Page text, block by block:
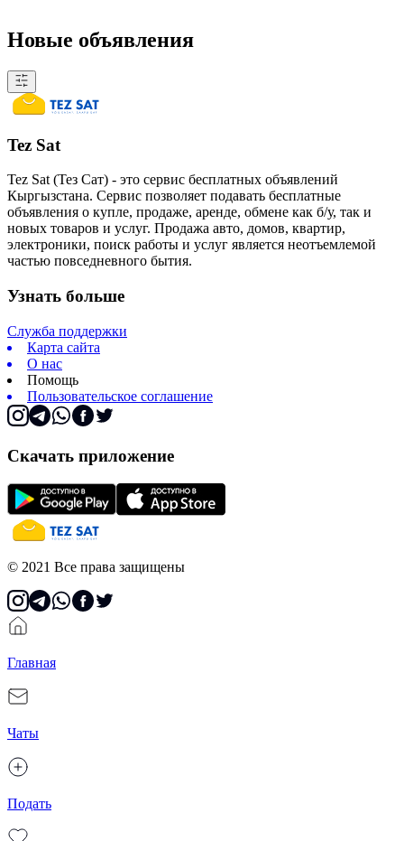
Новые объявления
Tez Sat
Tez Sat (Тез Сат) - это сервис бесплатных объявлений
Кыргызстана. Сервис позволяет подавать бесплатные
объявления о купле, продаже, аренде, обмене как б/у, так и
новых товаров и услуг. Продажа авто, домов, квартир,
электроники, поиск работы и услуг является неотъемлемой
частью повседневного бытия.
Узнать больше
Служба поддержки
Карта сайта
О нас
Помощь
Пользовательское соглашение
Скачать приложение
© 2021 Все права защищены
Главная
Чаты
Подать